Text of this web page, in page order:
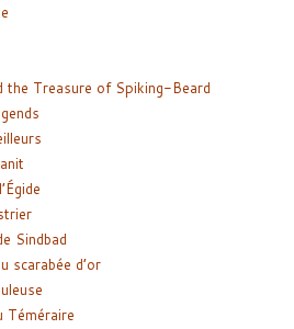
the Treasure of Spiking-Beard
Sindbad
scarabée d’or
Téméraire